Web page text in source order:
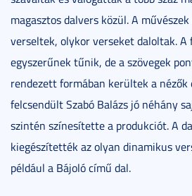
magasztos dalvers közül. A
verseltek, olykor verseket daloltak. A
egyszerűnek tűnik, de a szövegek
rendezett formában kerültek a
felcsendült Szabó Balázs jó néhány
szintén színesítette a produkciót. A
kiegészítették az olyan dinamikus
például a Bájoló című dal.